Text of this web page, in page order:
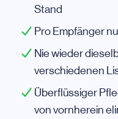
Stand
Pro Empfänger
Nie wieder
verschiedenen
Überflüssiger
von vornherein